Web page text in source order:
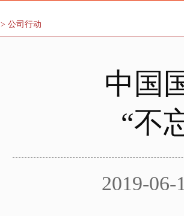
> 公司行动
中国
“不
2019-06-